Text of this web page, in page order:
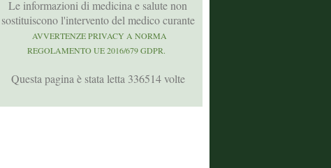
Le informazioni di medicina e salute non
sostituiscono l'intervento del medico curante
AVVERTENZE PRIVACY A NORMA
REGOLAMENTO UE 2016/679 GDPR.
Questa pagina è stata letta 336514 volte